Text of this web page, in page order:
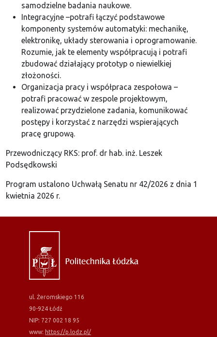
samodzielne badania naukowe.
Integracyjne –potrafi łączyć podstawowe
komponenty systemów automatyki: mechanikę,
elektronikę, układy sterowania i oprogramowanie.
Rozumie, jak te elementy współpracują i potrafi
zbudować działający prototyp o niewielkiej
złożoności.
Organizacja pracy i współpraca zespołowa –
potrafi pracować w zespole projektowym,
realizować przydzielone zadania, komunikować
postępy i korzystać z narzędzi wspierających
pracę grupową.
Przewodniczący RKS: prof. dr hab. inż. Leszek
Podsędkowski
Program ustalono Uchwałą Senatu nr 42/2026 z dnia 1
kwietnia 2026 r.
ul. Żeromskiego 116
90-924 Łódź
NIP: 727 002 18 95
www: https://p.lodz.pl/